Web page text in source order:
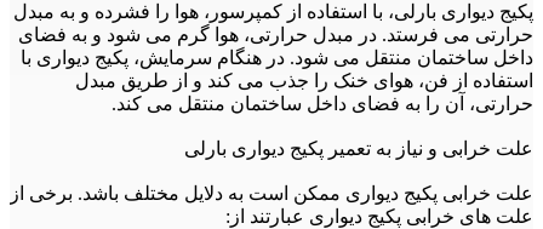
پکیج دیواری بارلی، با استفاده از کمپرسور، هوا را فشرده و به مبدل
حرارتی می فرستد. در مبدل حرارتی، هوا گرم می شود و به فضای
داخل ساختمان منتقل می شود. در هنگام سرمایش، پکیج دیواری با
استفاده از فن، هوای خنک را جذب می کند و از طریق مبدل
حرارتی، آن را به فضای داخل ساختمان منتقل می کند.
علت خرابی و نیاز به تعمیر پکیج دیواری بارلی
علت خرابی پکیج دیواری ممکن است به دلایل مختلف باشد. برخی از
علت های خرابی پکیج دیواری عبارتند از: